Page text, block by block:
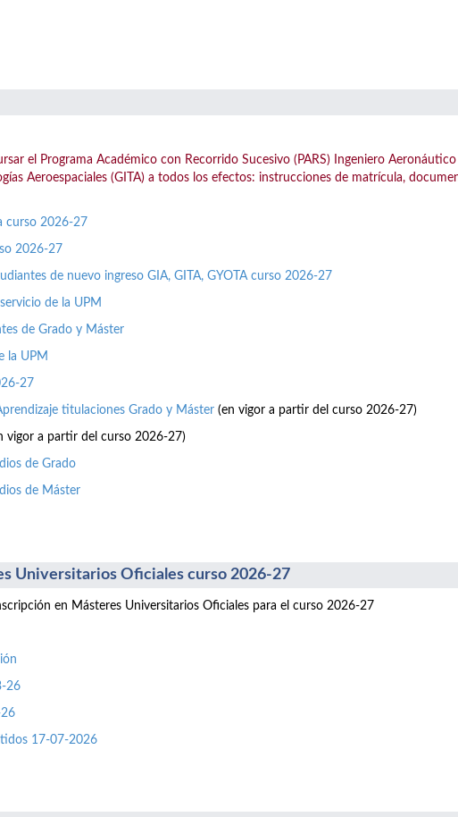
el Programa Académico con Recorrido Sucesivo (PARS) Ingeniero
Aeroespaciales (GITA) a todos los efectos: instrucciones de matrícula,
curso 2026-27
2026-27
de nuevo ingreso GIA, GITA, GYOTA curso 2026-27
de la UPM
de Grado y Máster
la UPM
27
titulaciones Grado y Máster (en vigor a partir del curso 2026-27)
vigor a partir del curso 2026-27)
de Grado
de Máster
Universitarios Oficiales curso 2026-27
en Másteres Universitarios Oficiales para el curso 2026-27
26
17-07-2026